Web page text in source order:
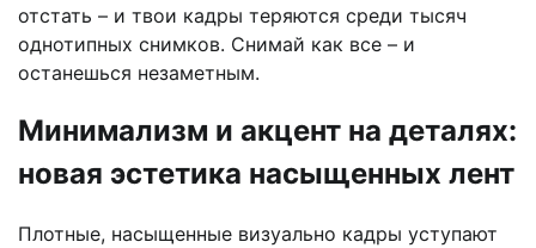
отстать – и твои кадры теряются среди тысяч
однотипных снимков. Снимай как все – и
останешься незаметным.
Минимализм и акцент на деталях:
новая эстетика насыщенных лент
Плотные, насыщенные визуально кадры уступают